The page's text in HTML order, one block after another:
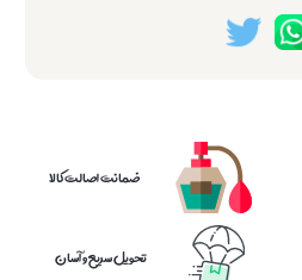
ضمانت اصالت کالا
تحویل سریع و آسان